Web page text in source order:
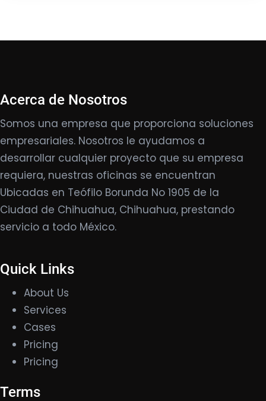
Acerca de Nosotros
Somos una empresa que proporciona soluciones
empresariales. Nosotros le ayudamos a
desarrollar cualquier proyecto que su empresa
requiera, nuestras oficinas se encuentran
Ubicadas en Teófilo Borunda No 1905 de la
Ciudad de Chihuahua, Chihuahua, prestando
servicio a todo México.
Quick Links
About Us
Services
Cases
Pricing
Pricing
Terms